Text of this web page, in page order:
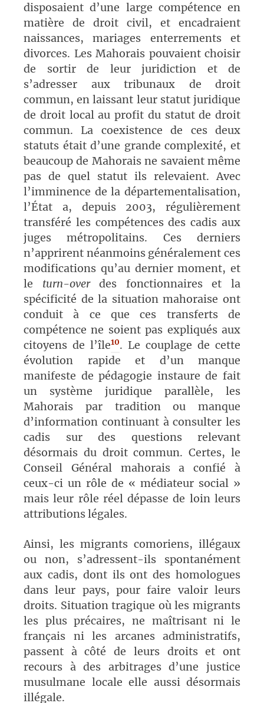
disposaient d’une large compétence en
matière de droit civil, et encadraient
naissances, mariages enterrements et
divorces. Les Mahorais pouvaient choisir
de sortir de leur juridiction et de
s’adresser aux tribunaux de droit
commun, en laissant leur statut juridique
de droit local au profit du statut de droit
commun. La coexistence de ces deux
statuts était d’une grande complexité, et
beaucoup de Mahorais ne savaient même
pas de quel statut ils relevaient. Avec
l’imminence de la départementalisation,
l’État a, depuis 2003, régulièrement
transféré les compétences des cadis aux
juges métropolitains. Ces derniers
n’apprirent néanmoins généralement ces
modifications qu’au dernier moment, et
le turn-overdes fonctionnaires et la
spécificité de la situation mahoraise ont
conduit à ce que ces transferts de
compétence ne soient pas expliqués aux
citoyens de l’île10. Le couplage de cette
évolution rapide et d’un manque
manifeste de pédagogie instaure de fait
un système juridique parallèle, les
Mahorais par tradition ou manque
d’information continuant à consulter les
cadis sur des questions relevant
désormais du droit commun. Certes, le
Conseil Général mahorais a confié à
ceux-ci un rôle de « médiateur social »
mais leur rôle réel dépasse de loin leurs
attributions légales.
Ainsi, les migrants comoriens, illégaux
ou non, s’adressent-ils spontanément
aux cadis, dont ils ont des homologues
dans leur pays, pour faire valoir leurs
droits. Situation tragique où les migrants
les plus précaires, ne maîtrisant ni le
français ni les arcanes administratifs,
passent à côté de leurs droits et ont
recours à des arbitrages d’une justice
musulmane locale elle aussi désormais
illégale.